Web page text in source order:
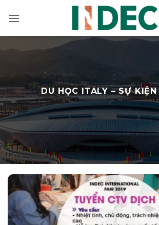
qua
DU HỌC ITALY – SỰ KIỆN